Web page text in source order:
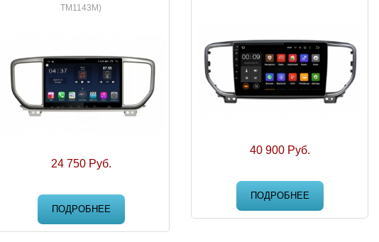
TM1143M)
24 750 Руб.
ПОДРОБНЕЕ
40 900 Руб.
ПОДРОБНЕЕ